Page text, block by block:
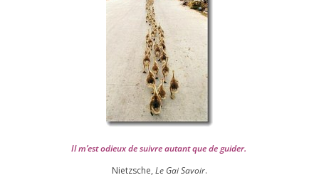
Il m’est odieux de suivre autant que de gui­der.
Nietzsche, Le Gai Savoir.